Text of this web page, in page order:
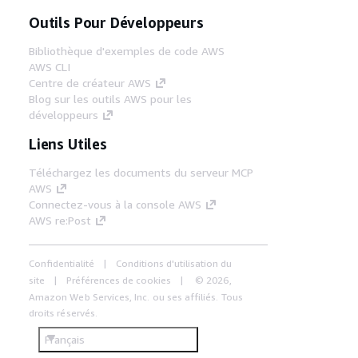
Outils Pour Développeurs
Bibliothèque d'exemples de code AWS
AWS CLI
Centre de créateur AWS
Blog sur les outils AWS pour les
développeurs
Liens Utiles
Téléchargez les documents du serveur MCP
AWS
Connectez-vous à la console AWS
AWS re:Post
Confidentialité
Conditions d'utilisation du
site
Préférences de cookies
© 2026,
Amazon Web Services, Inc. ou ses affiliés. Tous
droits réservés.
Français